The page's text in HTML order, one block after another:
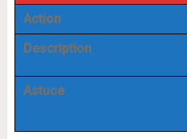
Action
Description
Astuce